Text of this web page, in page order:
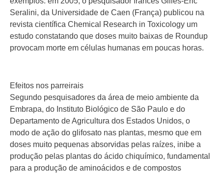
Seralini, da Universidade de Caen (França) publicou na
revista científica Chemical Research in Toxicology um
estudo constatando que doses muito baixas de Roundup
provocam morte em células humanas em poucas horas.
Efeitos nos parreirais
Segundo pesquisadores da área de meio ambiente da
Embrapa, do Instituto Biológico de São Paulo e do
Departamento de Agricultura dos Estados Unidos, o
modo de ação do glifosato nas plantas, mesmo que em
doses muito pequenas absorvidas pelas raízes, inibe a
produção pelas plantas do ácido chiquímico, fundamental
para a produção de aminoácidos e de compostos